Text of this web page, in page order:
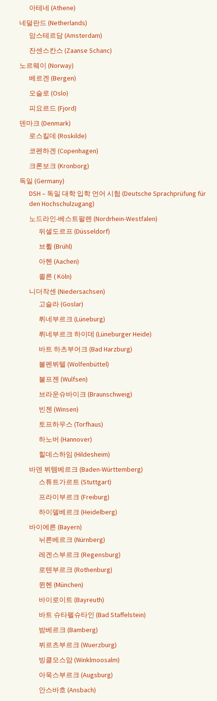
아테네 (Athene)
네덜란드 (Netherlands)
암스테르담 (Amsterdam)
잔센스칸스 (Zaanse Schanc)
노르웨이 (Norway)
베르겐 (Bergen)
오슬로 (Oslo)
피요르드 (Fjord)
덴마크 (Denmark)
로스킬데 (Roskilde)
코펜하겐 (Copenhagen)
크론보크 (Kronborg)
독일 (Germany)
DSH – 독일 대학 입학 언어 시험 (Deutsche Sprachprüfung für
den Hochschulzugang)
노드라인-베스트팔렌 (Nordrhein-Westfalen)
뒤셀도르프 (Düsseldorf)
브륄 (Brühl)
아헨 (Aachen)
쾰른 ( Köln)
니더작센 (Niedersachsen)
고슬라 (Goslar)
뤼네부르크 (Lüneburg)
뤼네부르크 하이데 (Lüneburger Heide)
바트 하츠부어크 (Bad Harzburg)
볼펜뷔텔 (Wolfenbüttel)
불프젠 (Wulfsen)
브라운슈바이크 (Braunschweig)
빈젠 (Winsen)
토프하우스 (Torfhaus)
하노버 (Hannover)
힐데스하임 (Hildesheim)
바덴 뷔템베르크 (Baden-Württemberg)
스튜트가르트 (Stuttgart)
프라이부르크 (Freiburg)
하이델베르크 (Heidelberg)
바이에른 (Bayern)
뉘른베르크 (Nürnberg)
레겐스부르크 (Regensburg)
로텐부르크 (Rothenburg)
뮌헨 (München)
바이로이트 (Bayreuth)
바트 슈타펠슈타인 (Bad Staffelstein)
밤베르크 (Bamberg)
뷔르츠부르크 (Wuerzburg)
빙클모스암 (Winklmoosalm)
아욱스부르크 (Augsburg)
안스바흐 (Ansbach)